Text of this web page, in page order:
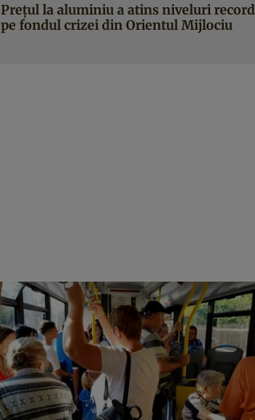
Prețul la aluminiu a atins niveluri record
pe fondul crizei din Orientul Mijlociu